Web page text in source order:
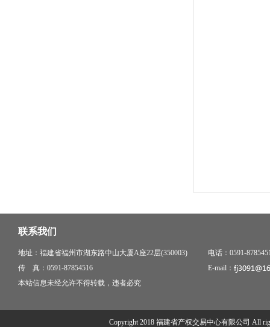
联系我们
地址：福建省福州市湖东路中山大厦A座22层(350003)
电话：0591-
传 真：0591-87854516
E-mail：
本站信息未经允许不得转载，违者必究
Copyright 2018 福建省产权交易中心有限公司 All